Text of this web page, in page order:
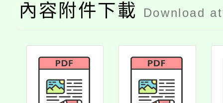
內容附件下載 Download